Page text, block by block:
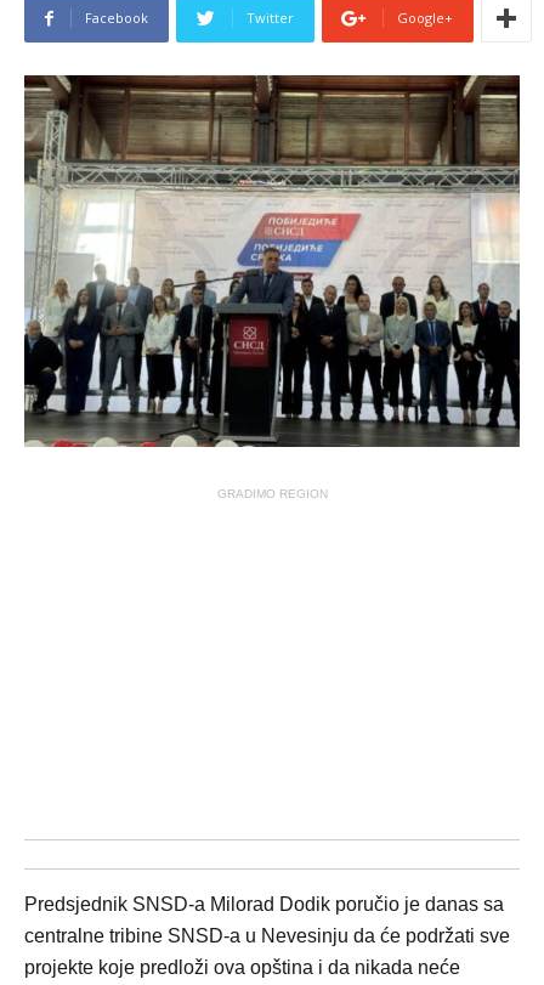
Facebook Twitter Google+
GRADIMO REGION
Predsjednik SNSD-a Milorad Dodik poručio je danas sa
centralne tribine SNSD-a u Nevesinju da će podržati sve
projekte koje predloži ova opština i da nikada neće